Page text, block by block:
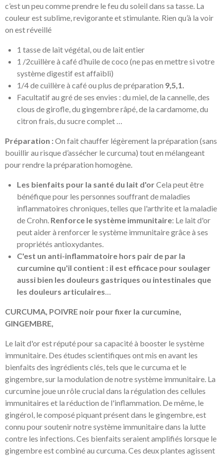
c’est un peu comme prendre le feu du soleil dans sa tasse. La
couleur est sublime, revigorante et stimulante. Rien qu’à la voir
on est réveillé
1 tasse de lait végétal, ou de lait entier
1 /2cuillère à café d’huile de coco (ne pas en mettre si votre
système digestif est affaibli)
1/4 de cuillère à café ou plus de préparation 9,5,1.
Facultatif au gré de ses envies : du miel, de la cannelle, des
clous de girofle, du gingembre râpé, de la cardamome, du
citron frais, du sucre complet …
Préparation :On fait chauffer légèrement la préparation (sans
bouillir au risque d’assécher le curcuma) tout en mélangeant
pour rendre la préparation homogène.
Les bienfaits pour la santé du lait d'orCela peut être
bénéfique pour les personnes souffrant de maladies
inflammatoires chroniques, telles que l'arthrite et la maladie
de Crohn. Renforce le système immunitaire: Le lait d'or
peut aider à renforcer le système immunitaire grâce à ses
propriétés antioxydantes.
C'est un anti-inflammatoire hors pair de par la
curcumine qu'il contient : il est efficace pour soulager
aussi bien les douleurs gastriques ou intestinales que
les douleurs articulaires…
CURCUMA, POIVRE noir pour fixer la curcumine,
GINGEMBRE,
Le lait d'or est réputé pour sa capacité à booster le système
immunitaire. Des études scientifiques ont mis en avant les
bienfaits des ingrédients clés, tels que le curcuma et le
gingembre, sur la modulation de notre système immunitaire. La
curcumine joue un rôle crucial dans la régulation des cellules
immunitaires et la réduction de l'inflammation. De même, le
gingérol, le composé piquant présent dans le gingembre, est
connu pour soutenir notre système immunitaire dans la lutte
contre les infections. Ces bienfaits seraient amplifiés lorsque le
gingembre est combiné au curcuma. Ces deux plantes agissent